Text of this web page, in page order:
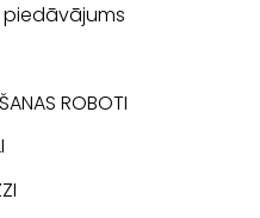
ROBOTI